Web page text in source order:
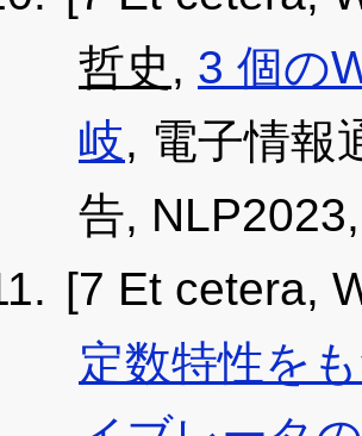
哲史 , 3 個の
岐, 電子情報
告,
[7 Et cetera,
定数特性を